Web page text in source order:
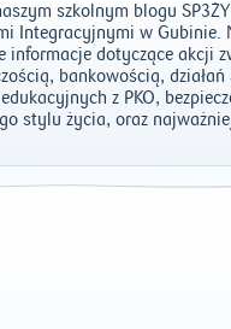
szkolnym blogu
Integracyjnymi w Gubinie.
informacje dotyczące akcji
bankowością,
z PKO,
stylu życia, oraz